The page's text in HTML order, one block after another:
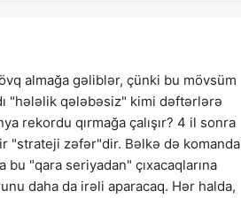
almağa gəliblər, çünki bu mövsüm
"hələlik qələbəsiz" kimi dəftərlərə
rekordu qırmağa çalışır? 4 il sonra
"strateji zəfər"dir. Bəlkə də komanda
"qara seriyadan" çıxacaqlarına
daha da irəli aparacaq. Hər halda,